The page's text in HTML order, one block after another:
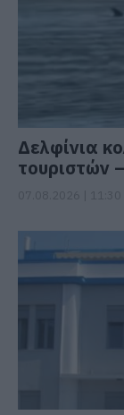
Δελφίνια
τουριστών